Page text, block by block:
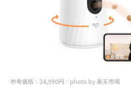
参考価格：24,990円／photo by 楽天市場